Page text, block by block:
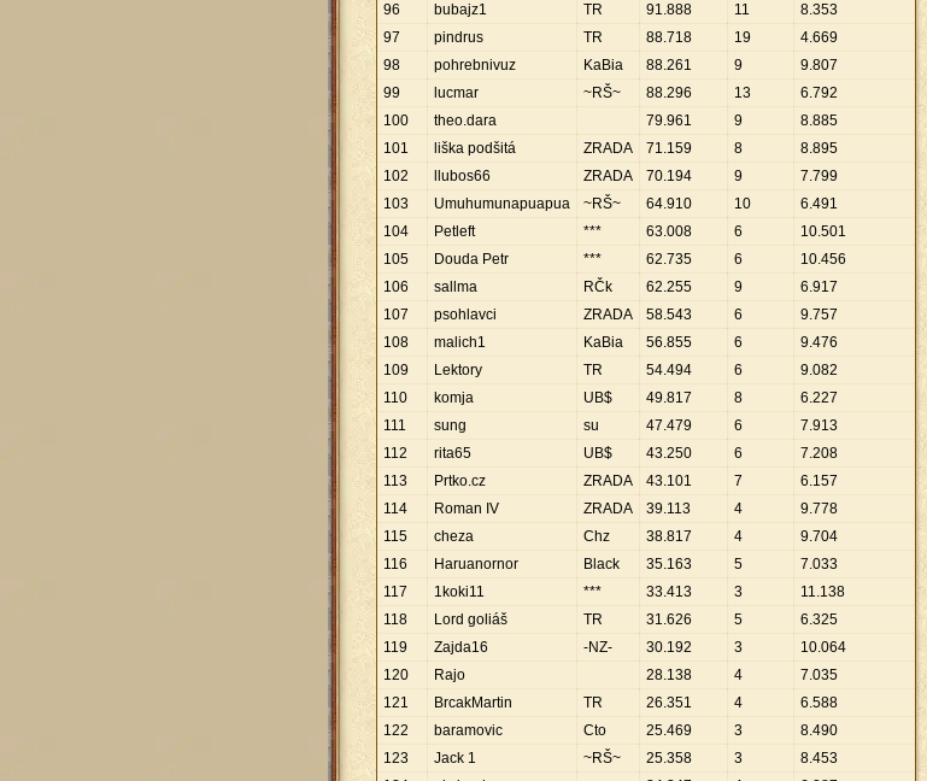
96
bubajz1 TR 91.888 11 8.353
97
pindrus TR 88.718 19 4.669
98
pohrebnivuz KaBia 88.261 9 9.807
99
lucmar ~RŠ~ 88.296 13 6.792
100
theo.dara 79.961 9 8.885
101
liška podšitá ZRADA 71.159 8 8.895
102
llubos66 ZRADA 70.194 9 7.799
103
Umuhumunapuapua ~RŠ~ 64.910 10 6.491
104
Petleft *** 63.008 6 10.501
105
Douda Petr *** 62.735 6 10.456
106
sallma RČk 62.255 9 6.917
107
psohlavci ZRADA 58.543 6 9.757
108
malich1 KaBia 56.855 6 9.476
109
Lektory TR 54.494 6 9.082
110
komja UB$ 49.817 8 6.227
111
sung su 47.479 6 7.913
112
rita65 UB$ 43.250 6 7.208
113
Prtko.cz ZRADA 43.101 7 6.157
114
Roman IV ZRADA 39.113 4 9.778
115
cheza Chz 38.817 4 9.704
116
Haruanornor Black 35.163 5 7.033
117
1koki11 *** 33.413 3 11.138
118
Lord goliáš TR 31.626 5 6.325
119
Zajda16 -NZ- 30.192 3 10.064
120
Rajo 28.138 4 7.035
121
BrcakMartin TR 26.351 4 6.588
122
baramovic Cto 25.469 3 8.490
123
Jack 1 ~RŠ~ 25.358 3 8.453